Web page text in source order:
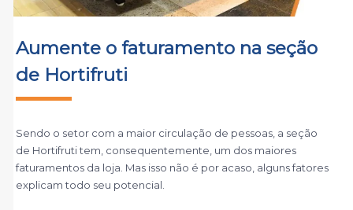
Aumente o faturamento na seção
de Hortifruti
Sendo o setor com a maior circulação de pessoas, a seção
de Hortifruti tem, consequentemente, um dos maiores
faturamentos da loja. Mas isso não é por acaso, alguns fatores
explicam todo seu potencial.